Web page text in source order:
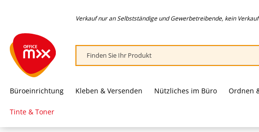
Verkauf nur an Selbstständige und Gewerbetreibende, kein
Büroeinrichtung Kleben & Versenden Nützliches im Büro Ordnen
Tinte & Toner